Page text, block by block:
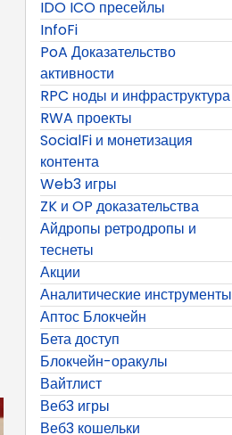
IDO ICO пресейлы
InfoFi
PoA Доказательство
активности
RPC ноды и инфраструктура
RWA проекты
SocialFi и монетизация
контента
Web3 игры
ZK и OP доказательства
Айдропы ретродропы и
теснеты
Акции
Аналитические инструменты
Аптос Блокчейн
Бета доступ
Блокчейн-оракулы
Вайтлист
Веб3 игры
Веб3 кошельки